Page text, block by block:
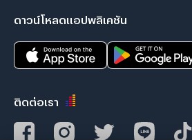
ดาวน์โหลดแอปพลิเคชัน
ติดต่อเรา